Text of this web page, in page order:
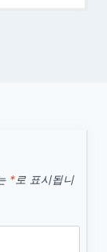
*로 표시됩니